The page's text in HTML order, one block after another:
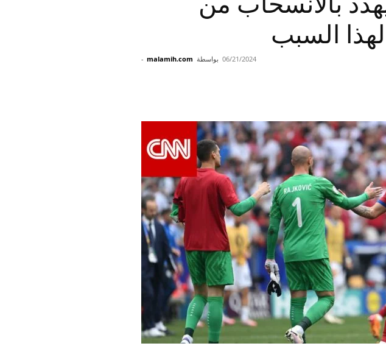
بواسطة malamih.com
- 06/21/2024